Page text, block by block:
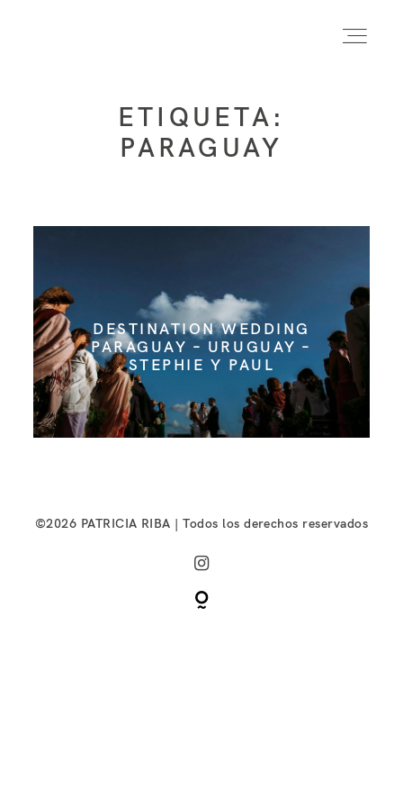
FORMACIÓN
CONTACTO
ETIQUETA:
PARAGUAY
DESTINATION WEDDING
PARAGUAY – URUGUAY –
STEPHIE Y PAUL
©2026 PATRICIA RIBA | Todos los derechos reservados